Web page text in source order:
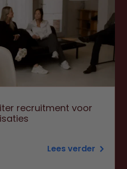
recruitment voor
Lees verder